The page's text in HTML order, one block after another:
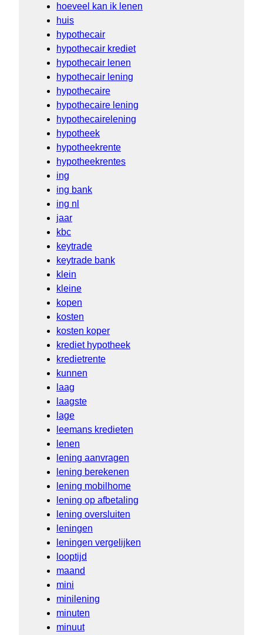
hoeveel kan ik lenen
huis
hypothecair
hypothecair krediet
hypothecair lenen
hypothecair lening
hypothecaire
hypothecaire lening
hypothecairelening
hypotheek
hypotheekrente
hypotheekrentes
ing
ing bank
ing nl
jaar
kbc
keytrade
keytrade bank
klein
kleine
kopen
kosten
kosten koper
krediet hypotheek
kredietrente
kunnen
laag
laagste
lage
leemans kredieten
lenen
lening aanvragen
lening berekenen
lening mobilhome
lening op afbetaling
lening oversluiten
leningen
leningen vergelijken
looptijd
maand
mini
minilening
minuten
minuut